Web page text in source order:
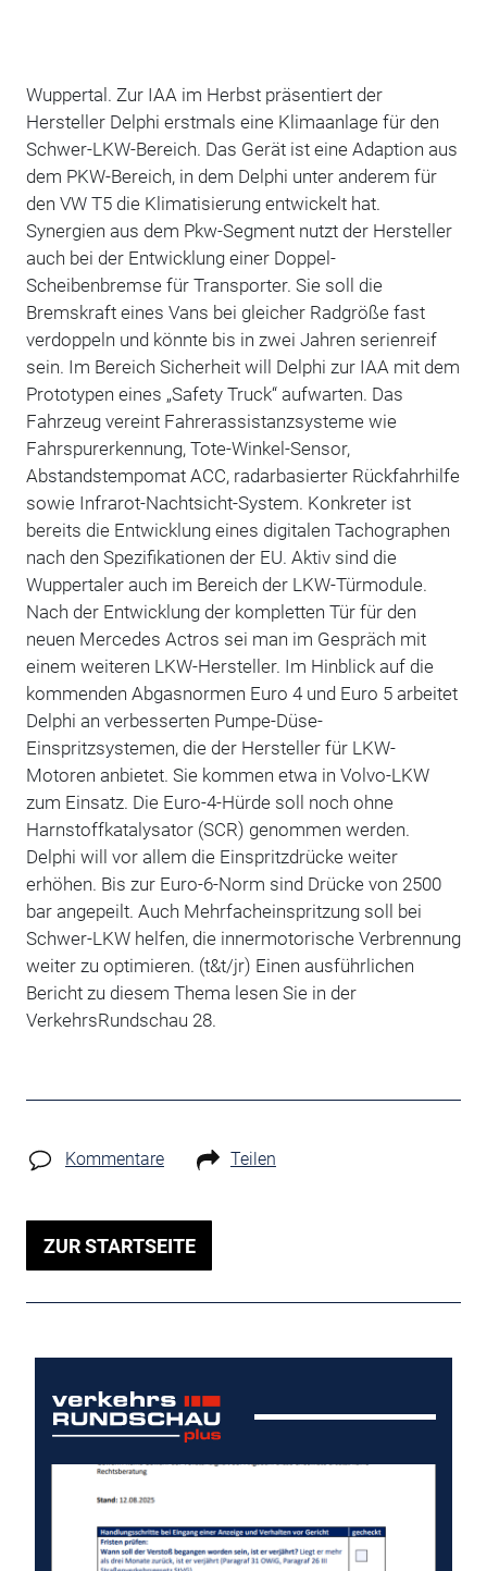
Wuppertal. Zur IAA im Herbst präsentiert der
Hersteller Delphi erstmals eine Klimaanlage für den
Schwer-LKW-Bereich. Das Gerät ist eine Adaption aus
dem PKW-Bereich, in dem Delphi unter anderem für
den VW T5 die Klimatisierung entwickelt hat.
Synergien aus dem Pkw-Segment nutzt der Hersteller
auch bei der Entwicklung einer Doppel-
Scheibenbremse für Transporter. Sie soll die
Bremskraft eines Vans bei gleicher Radgröße fast
verdoppeln und könnte bis in zwei Jahren serienreif
sein. Im Bereich Sicherheit will Delphi zur IAA mit dem
Prototypen eines „Safety Truck“ aufwarten. Das
Fahrzeug vereint Fahrerassistanzsysteme wie
Fahrspurerkennung, Tote-Winkel-Sensor,
Abstandstempomat ACC, radarbasierter Rückfahrhilfe
sowie Infrarot-Nachtsicht-System. Konkreter ist
bereits die Entwicklung eines digitalen Tachographen
nach den Spezifikationen der EU. Aktiv sind die
Wuppertaler auch im Bereich der LKW-Türmodule.
Nach der Entwicklung der kompletten Tür für den
neuen Mercedes Actros sei man im Gespräch mit
einem weiteren LKW-Hersteller. Im Hinblick auf die
kommenden Abgasnormen Euro 4 und Euro 5 arbeitet
Delphi an verbesserten Pumpe-Düse-
Einspritzsystemen, die der Hersteller für LKW-
Motoren anbietet. Sie kommen etwa in Volvo-LKW
zum Einsatz. Die Euro-4-Hürde soll noch ohne
Harnstoffkatalysator (SCR) genommen werden.
Delphi will vor allem die Einspritzdrücke weiter
erhöhen. Bis zur Euro-6-Norm sind Drücke von 2500
bar angepeilt. Auch Mehrfacheinspritzung soll bei
Schwer-LKW helfen, die innermotorische Verbrennung
weiter zu optimieren. (t&t/jr) Einen ausführlichen
Bericht zu diesem Thema lesen Sie in der
VerkehrsRundschau 28.
Kommentare Teilen
ZUR STARTSEITE